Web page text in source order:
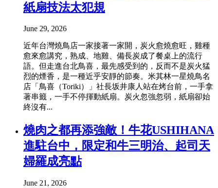
紙扇技法太犯規
June 29, 2026
近年台灣燒鳥店一家接著一家開，炭火愈燒愈旺，雞種
愈來愈講究，熟成、地雞、備長炭成了餐桌上的流行
語。但走進台北鳥喜，最先感受到的，反而不是炭火猛
烈的煙香，是一種近乎安靜的節奏。米其林一星燒鳥名
店「鳥喜（Toriki）」社長坂井康人站在烤台前，一手拿
著串籤，一手不停揮動紙扇。炭火忽強忽弱，紙扇卻始
終沒有...
燒肉之都再添強敵！牛花USHIHANA
進駐台中，限定和牛三明治、起司天
婦羅成亮點
June 21, 2026